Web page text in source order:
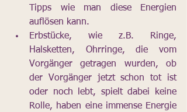
Tipps wie man diese Energien
auflösen kann.
Erbstücke, wie z.B. Ringe,
Halsketten, Ohrringe, die vom
Vorgänger getragen wurden, ob
der Vorgänger jetzt schon tot ist
oder noch lebt, spielt dabei keine
Rolle, haben eine immense Energie